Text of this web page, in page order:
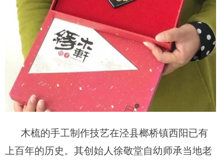
木梳的手工制作技艺在泾县榔桥镇西阳已有
上百年的历史。其创始人徐敬堂自幼师承当地老